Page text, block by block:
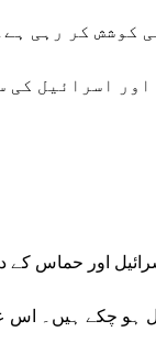
کوشش کر رہی
اسرائیل
اور حماس کے
ہو چکے ہیں۔ اس